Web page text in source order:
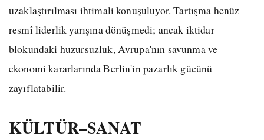
uzaklaştırılması ihtimali konuşuluyor. Tartışma henüz
resmî liderlik yarışına dönüşmedi; ancak iktidar
blokundaki huzursuzluk, Avrupa'nın savunma ve
ekonomi kararlarında Berlin'in pazarlık gücünü
zayıflatabilir.
KÜLTÜR–SANAT